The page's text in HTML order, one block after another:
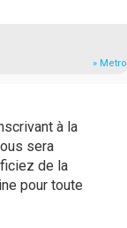
» Metro
à la
sera
de la
pour toute